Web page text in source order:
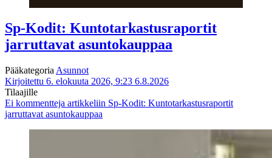
Sp-Kodit: Kuntotarkastusraportit
jarruttavat asuntokauppaa
Pääkategoria Asunnot
Kirjoitettu 6. elokuuta 2026, 9:23 6.8.2026
Tilaajille
Ei kommentteja artikkeliin Sp-Kodit: Kuntotarkastusraportit
jarruttavat asuntokauppaa